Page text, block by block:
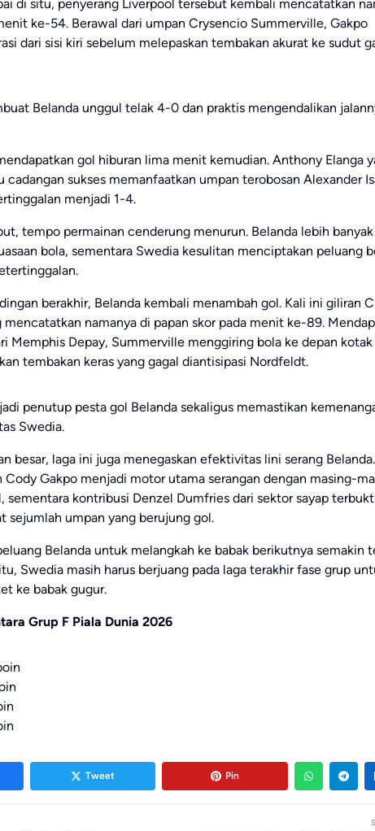
di situ, penyerang Liverpool tersebut kembali mencatatkan
ke-54. Berawal dari umpan Crysencio Summerville, Gakpo
dari sisi kiri sebelum melepaskan tembakan akurat ke sudut
Belanda unggul telak 4-0 dan praktis mengendalikan
gol hiburan lima menit kemudian. Anthony Elanga
cadangan sukses memanfaatkan umpan terobosan Alexander
menjadi 1-4.
tempo permainan cenderung menurun. Belanda lebih banyak
bola, sementara Swedia kesulitan menciptakan peluang
berakhir, Belanda kembali menambah gol. Kali ini giliran
mencatatkan namanya di papan skor pada menit ke-89.
Memphis Depay, Summerville menggiring bola ke depan
tembakan keras yang gagal diantisipasi Nordfeldt.
penutup pesta gol Belanda sekaligus memastikan
Swedia.
besar, laga ini juga menegaskan efektivitas lini serang
Cody Gakpo menjadi motor utama serangan dengan masing-
sementara kontribusi Denzel Dumfries dari sektor sayap
sejumlah umpan yang berujung gol.
Belanda untuk melangkah ke babak berikutnya semakin
Swedia masih harus berjuang pada laga terakhir fase grup
ke babak gugur.
Grup F Piala Dunia 2026
Tweet Pin